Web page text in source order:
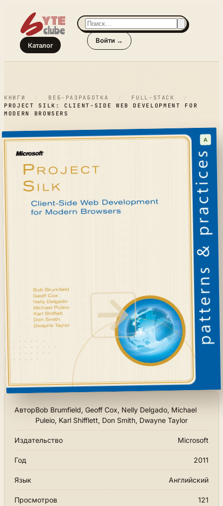
Каталог
Войти →
КНИГИ / ВЕБ-РАЗРАБОТКА / FULL-STACK
/
PROJECT SILK: CLIENT-SIDE WEB DEVELOPMENT FOR
MODERN BROWSERS
A
АвторBob Brumfield, Geoff Cox, Nelly Delgado, Michael
Puleio, Karl Shifflett, Don Smith, Dwayne Taylor
Издательство Microsoft
Год 2011
Язык Английский
Просмотров 121